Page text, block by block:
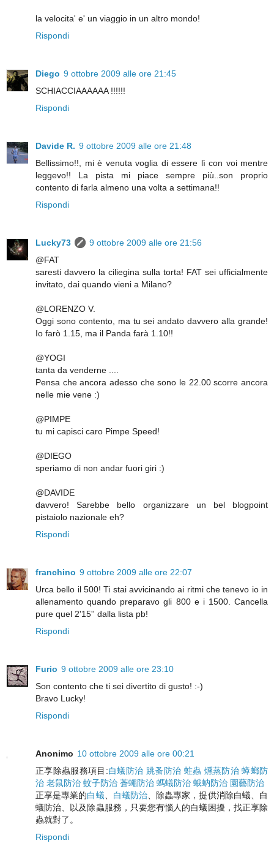
la velocita' e' un viaggio in un altro mondo!
Rispondi
Diego 9 ottobre 2009 alle ore 21:45
SCHIACCIAAAAAA !!!!!!
Rispondi
Davide R. 9 ottobre 2009 alle ore 21:48
Bellissimo!!, mi è venuta voglia di essere lì con voi mentre
leggevo!! La pista mi piace sempre più..son proprio
contento di farla almeno una volta a settimana!!
Rispondi
Lucky73
9 ottobre 2009 alle ore 21:56
@FAT
saresti davvero la ciliegina sulla torta! FAT sei ufficialmente
invitato, dai quando vieni a Milano?
@LORENZO V.
Oggi sono contento, ma tu sei andato davvero alla grande!
Io farò 1.15, ma il Panda farà 1.10!!
@YOGI
tanta da venderne ....
Pensa che ancora adesso che sono le 22.00 scorre ancora
nelle mie vene :)
@PIMPE
tu mi capisci caro Pimpe Speed!
@DIEGO
speriamo di non andar fuori giri :)
@DAVIDE
davvero! Sarebbe bello organizzare un bel blogpoint
pistaiolo nazionale eh?
Rispondi
franchino 9 ottobre 2009 alle ore 22:07
Urca bello il 500! Ti stai avvicinando ai ritmi che tenevo io in
allenamento quando preparavo gli 800 e i 1500. Cancella
pure quel 2'15'' dalla lista pb!
Rispondi
Furio 9 ottobre 2009 alle ore 23:10
Son contento che ti sei divertito di gusto! :-)
Bravo Lucky!
Rispondi
Anonimo 10 ottobre 2009 alle ore 00:21
正享除蟲服務項目:白蟻防治 跳蚤防治 蛀蟲 燻蒸防治 蟑螂防
治 老鼠防治 蚊子防治 蒼蠅防治 螞蟻防治 蛾蚋防治 園藝防治
正享是專業的白蟻 白蟻防治 、除蟲專家，提供消除白蟻、白
蟻防治、以及除蟲服務，只要您有惱人的白蟻困擾，找正享除
蟲就對了。
Rispondi